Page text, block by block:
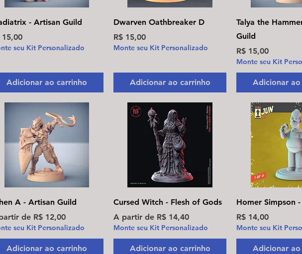
Visualização rápida
- Artisan Guild
15,00
seu Kit Personalizado
Adicionar ao carrinho
Visualização rápida
Dwarven Oathbreaker D
Preço
R$ 15,00
Monte seu Kit Personalizado
Adicionar ao carrinho
Talya the
Guild
Preço
R$ 15,00
Monte seu Kit
Adicionar
Visualização rápida
A - Artisan Guild
de R$ 12,00
promocional
seu Kit Personalizado
Adicionar ao carrinho
Visualização rápida
Cursed Witch - Flesh of Gods
A partir de R$ 14,40
Preço promocional
Monte seu Kit Personalizado
Adicionar ao carrinho
Homer Simpson
Preço
R$ 14,00
Monte seu Kit
Adicionar